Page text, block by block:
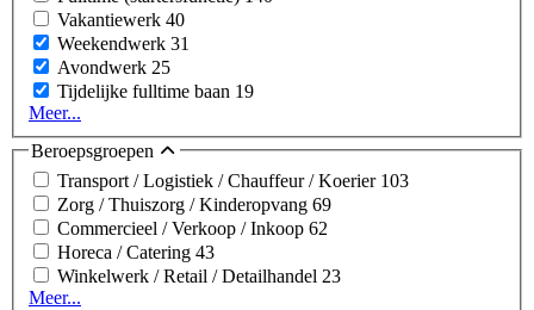
Vakantiewerk 40
Weekendwerk 31
Avondwerk 25
Tijdelijke fulltime baan 19
Meer...
Beroepsgroepen
Transport / Logistiek / Chauffeur / Koerier 103
Zorg / Thuiszorg / Kinderopvang 69
Commercieel / Verkoop / Inkoop 62
Horeca / Catering 43
Winkelwerk / Retail / Detailhandel 23
Meer...